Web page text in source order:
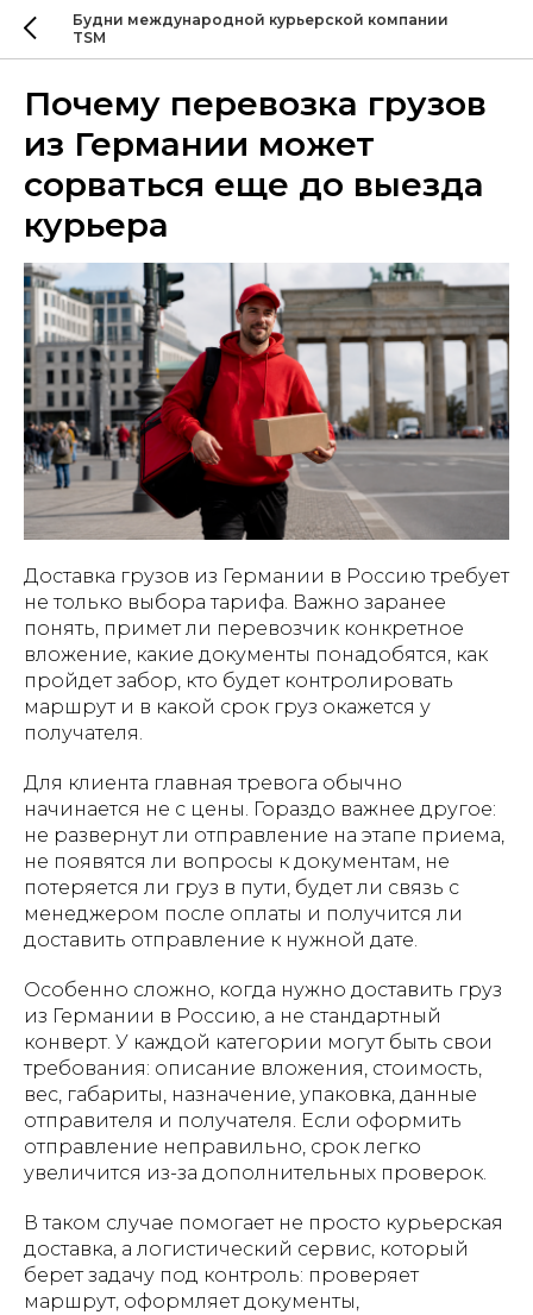
Будни международной курьерской компании
TSM
Почему перевозка грузов
из Германии может
сорваться еще до выезда
курьера
Доставка грузов из Германии в Россию требует
не только выбора тарифа. Важно заранее
понять, примет ли перевозчик конкретное
вложение, какие документы понадобятся, как
пройдет забор, кто будет контролировать
маршрут и в какой срок груз окажется у
получателя.
Для клиента главная тревога обычно
начинается не с цены. Гораздо важнее другое:
не развернут ли отправление на этапе приема,
не появятся ли вопросы к документам, не
потеряется ли груз в пути, будет ли связь с
менеджером после оплаты и получится ли
доставить отправление к нужной дате.
Особенно сложно, когда нужно доставить груз
из Германии в Россию, а не стандартный
конверт. У каждой категории могут быть свои
требования: описание вложения, стоимость,
вес, габариты, назначение, упаковка, данные
отправителя и получателя. Если оформить
отправление неправильно, срок легко
увеличится из-за дополнительных проверок.
В таком случае помогает не просто курьерская
доставка, а логистический сервис, который
берет задачу под контроль: проверяет
маршрут, оформляет документы,